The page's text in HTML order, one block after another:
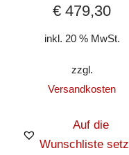
€ 479,30
inkl. 20 % MwSt.
zzgl.
Versandkosten
Auf die
Wunschliste